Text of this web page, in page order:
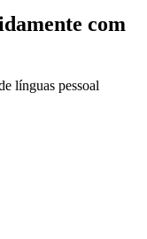
com
línguas pessoal